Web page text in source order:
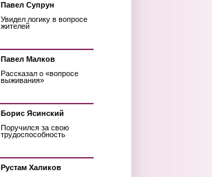
Павел Супрун
Увидел логику в вопросе
жителей
Павел Малков
Рассказал о «вопросе
выживания»
Борис Ясинский
Поручился за свою
трудоспособность
Рустам Халиков